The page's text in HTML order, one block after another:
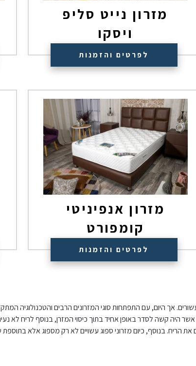
מזרון נייט סליפ
ויסקו
לפרטים והזמנות
מזרון אנפיניטי
קומפורט
לפרטים והזמנות
אך היום, עם התפתחות סוגי המזרונים הרבים והטכנולוגיה
היה קשה לסדר באופן אחיד בתוך כיסוי המזרן, בנוסף לריח לא
בנוסף, כיום מזרוני ספוג עשויים לא רק מספוג אלא בתוספת